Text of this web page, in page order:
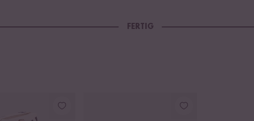
FERTIG